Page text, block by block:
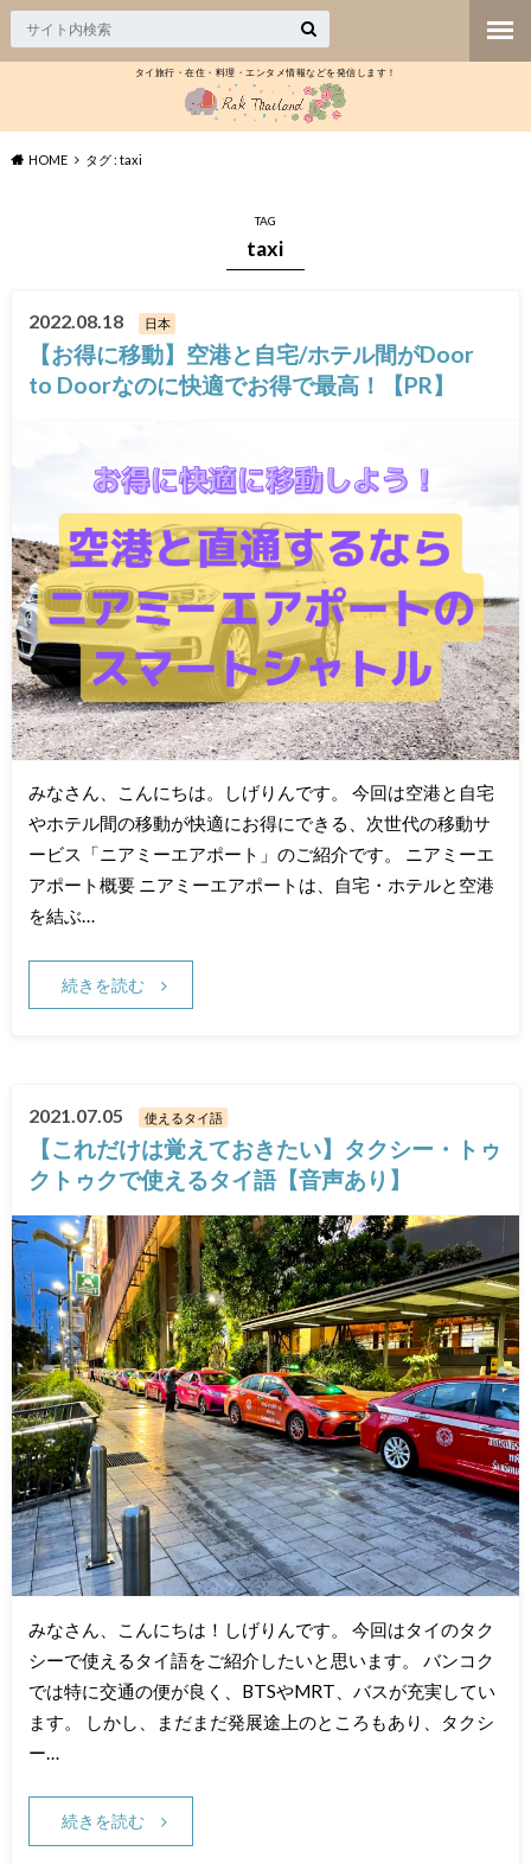
タイ旅行・在住・料理・エンタメ情報などを発信します！
HOME タグ : taxi
TAG
taxi
2022.08.18 日本
【お得に移動】空港と自宅/ホテル間がDoor
to Doorなのに快適でお得で最高！【PR】
みなさん、こんにちは。しげりんです。 今回は空港と自宅
やホテル間の移動が快適にお得にできる、次世代の移動サ
ービス「ニアミーエアポート」のご紹介です。 ニアミーエ
アポート概要 ニアミーエアポートは、自宅・ホテルと空港
を結ぶ…
続きを読む
2021.07.05 使えるタイ語
【これだけは覚えておきたい】タクシー・トゥ
クトゥクで使えるタイ語【音声あり】
みなさん、こんにちは！しげりんです。 今回はタイのタク
シーで使えるタイ語をご紹介したいと思います。 バンコク
では特に交通の便が良く、BTSやMRT、バスが充実してい
ます。 しかし、まだまだ発展途上のところもあり、タクシ
ー…
続きを読む